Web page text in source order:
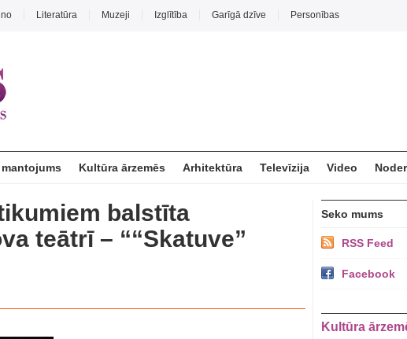
Literatūra Muzeji Izglītība Garīgā dzīve Personības
Kultūra ārzemēs Arhitektūra Televīzija Video
balstīta
teātrī – ““Skatuve”
Seko mums
RSS Feed
Facebook
Kultūra